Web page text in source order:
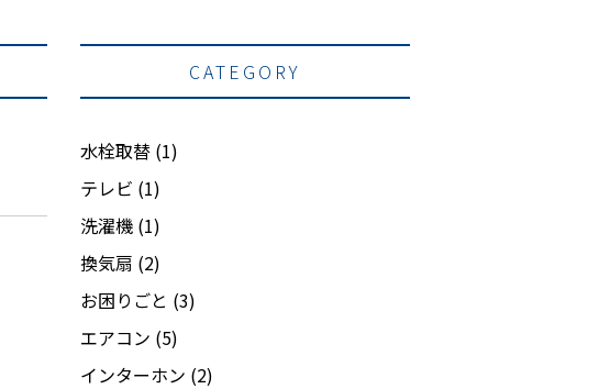
CATEGORY
水栓取替 (1)
テレビ (1)
洗濯機 (1)
換気扇 (2)
お困りごと (3)
エアコン (5)
インターホン (2)